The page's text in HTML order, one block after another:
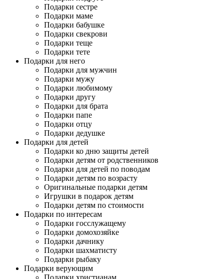
Подарки сестре
Подарки маме
Подарки бабушке
Подарки свекрови
Подарки теще
Подарки тете
Подарки для него
Подарки для мужчин
Подарки мужу
Подарки любимому
Подарки другу
Подарки для брата
Подарки папе
Подарки отцу
Подарки дедушке
Подарки для детей
Подарки ко дню защиты детей
Подарки детям от родственников
Подарки для детей по поводам
Подарки детям по возрасту
Оригинальные подарки детям
Игрушки в подарок детям
Подарки детям по стоимости
Подарки по интересам
Подарки госслужащему
Подарки домохозяйке
Подарки дачнику
Подарки шахматисту
Подарки рыбаку
Подарки верующим
Подарки христианам